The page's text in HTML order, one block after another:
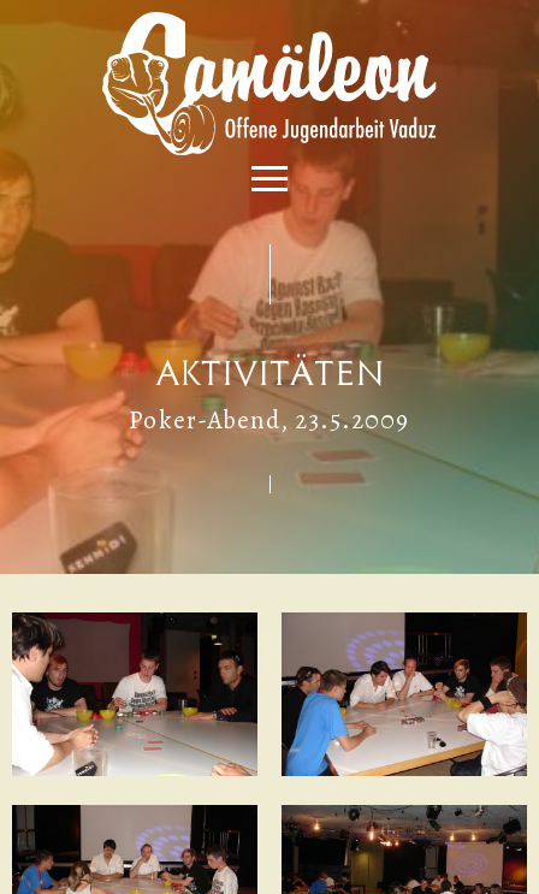
Aktivitäten
Poker-Abend, 23.5.2009